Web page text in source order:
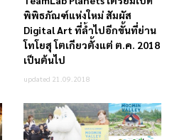
พิพิธภัณฑ์แห่งใหม่ สัมผัส
Digital Art ที่ล้ำไปอีกขั้นที่ย่าน
โทโยสุ โตเกียวตั้งแต่ ต.ค. 2018
เป็นต้นไป
updated 21.09.2018